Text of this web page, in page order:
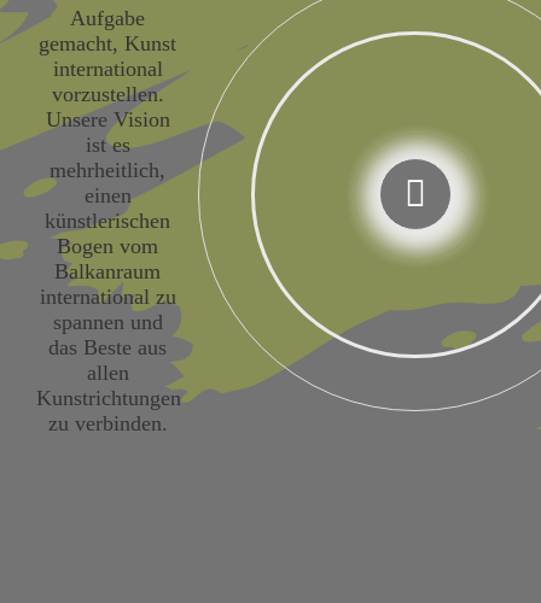
Aufgabe
gemacht, Kunst
international
vorzustellen.
Unsere Vision
ist es
mehrheitlich,
einen
künstlerischen
Bogen vom
Balkanraum
international zu
spannen und
das Beste aus
allen
Kunstrichtungen
zu verbinden.